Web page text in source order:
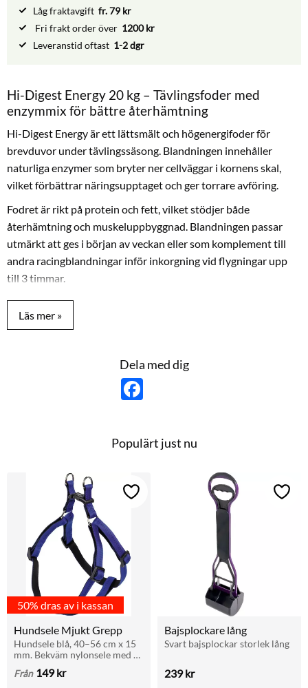
Låg fraktavgift fr. 79 kr
Fri frakt order över 1200 kr
Leveranstid oftast 1-2 dgr
Hi-Digest Energy 20 kg – Tävlingsfoder med
enzymmix för bättre återhämtning
Hi-Digest Energy är ett lättsmält och högenergifoder för
brevduvor under tävlingssäsong. Blandningen innehåller
naturliga enzymer som bryter ner cellväggar i kornens skal,
vilket förbättrar näringsupptaget och ger torrare avföring.
Fodret är rikt på protein och fett, vilket stödjer både
återhämtning och muskeluppbyggnad. Blandningen passar
utmärkt att ges i början av veckan eller som komplement till
andra racingblandningar inför inkorgning vid flygningar upp
till 3 timmar.
Innehåll: safflor (22 %), paddy ris (5 %), duvris (5 %), hampa
(5 %), linfrö (5 %), bovete (5 %), mungbönor (3 %), samt dari,
Dela med dig
F
o
o
Populärt just nu
50% dras av i kassan
Hundsele Mjukt Grepp
Hundsele blå, 40–56 cm x 15
mm. Bekväm nylonsele med
sätta på. Perfekt för
Från 149kr
Lägg till i favoriter
Bajsplockare lång
Svart bajsplockar storlek lång
239kr
Lägg